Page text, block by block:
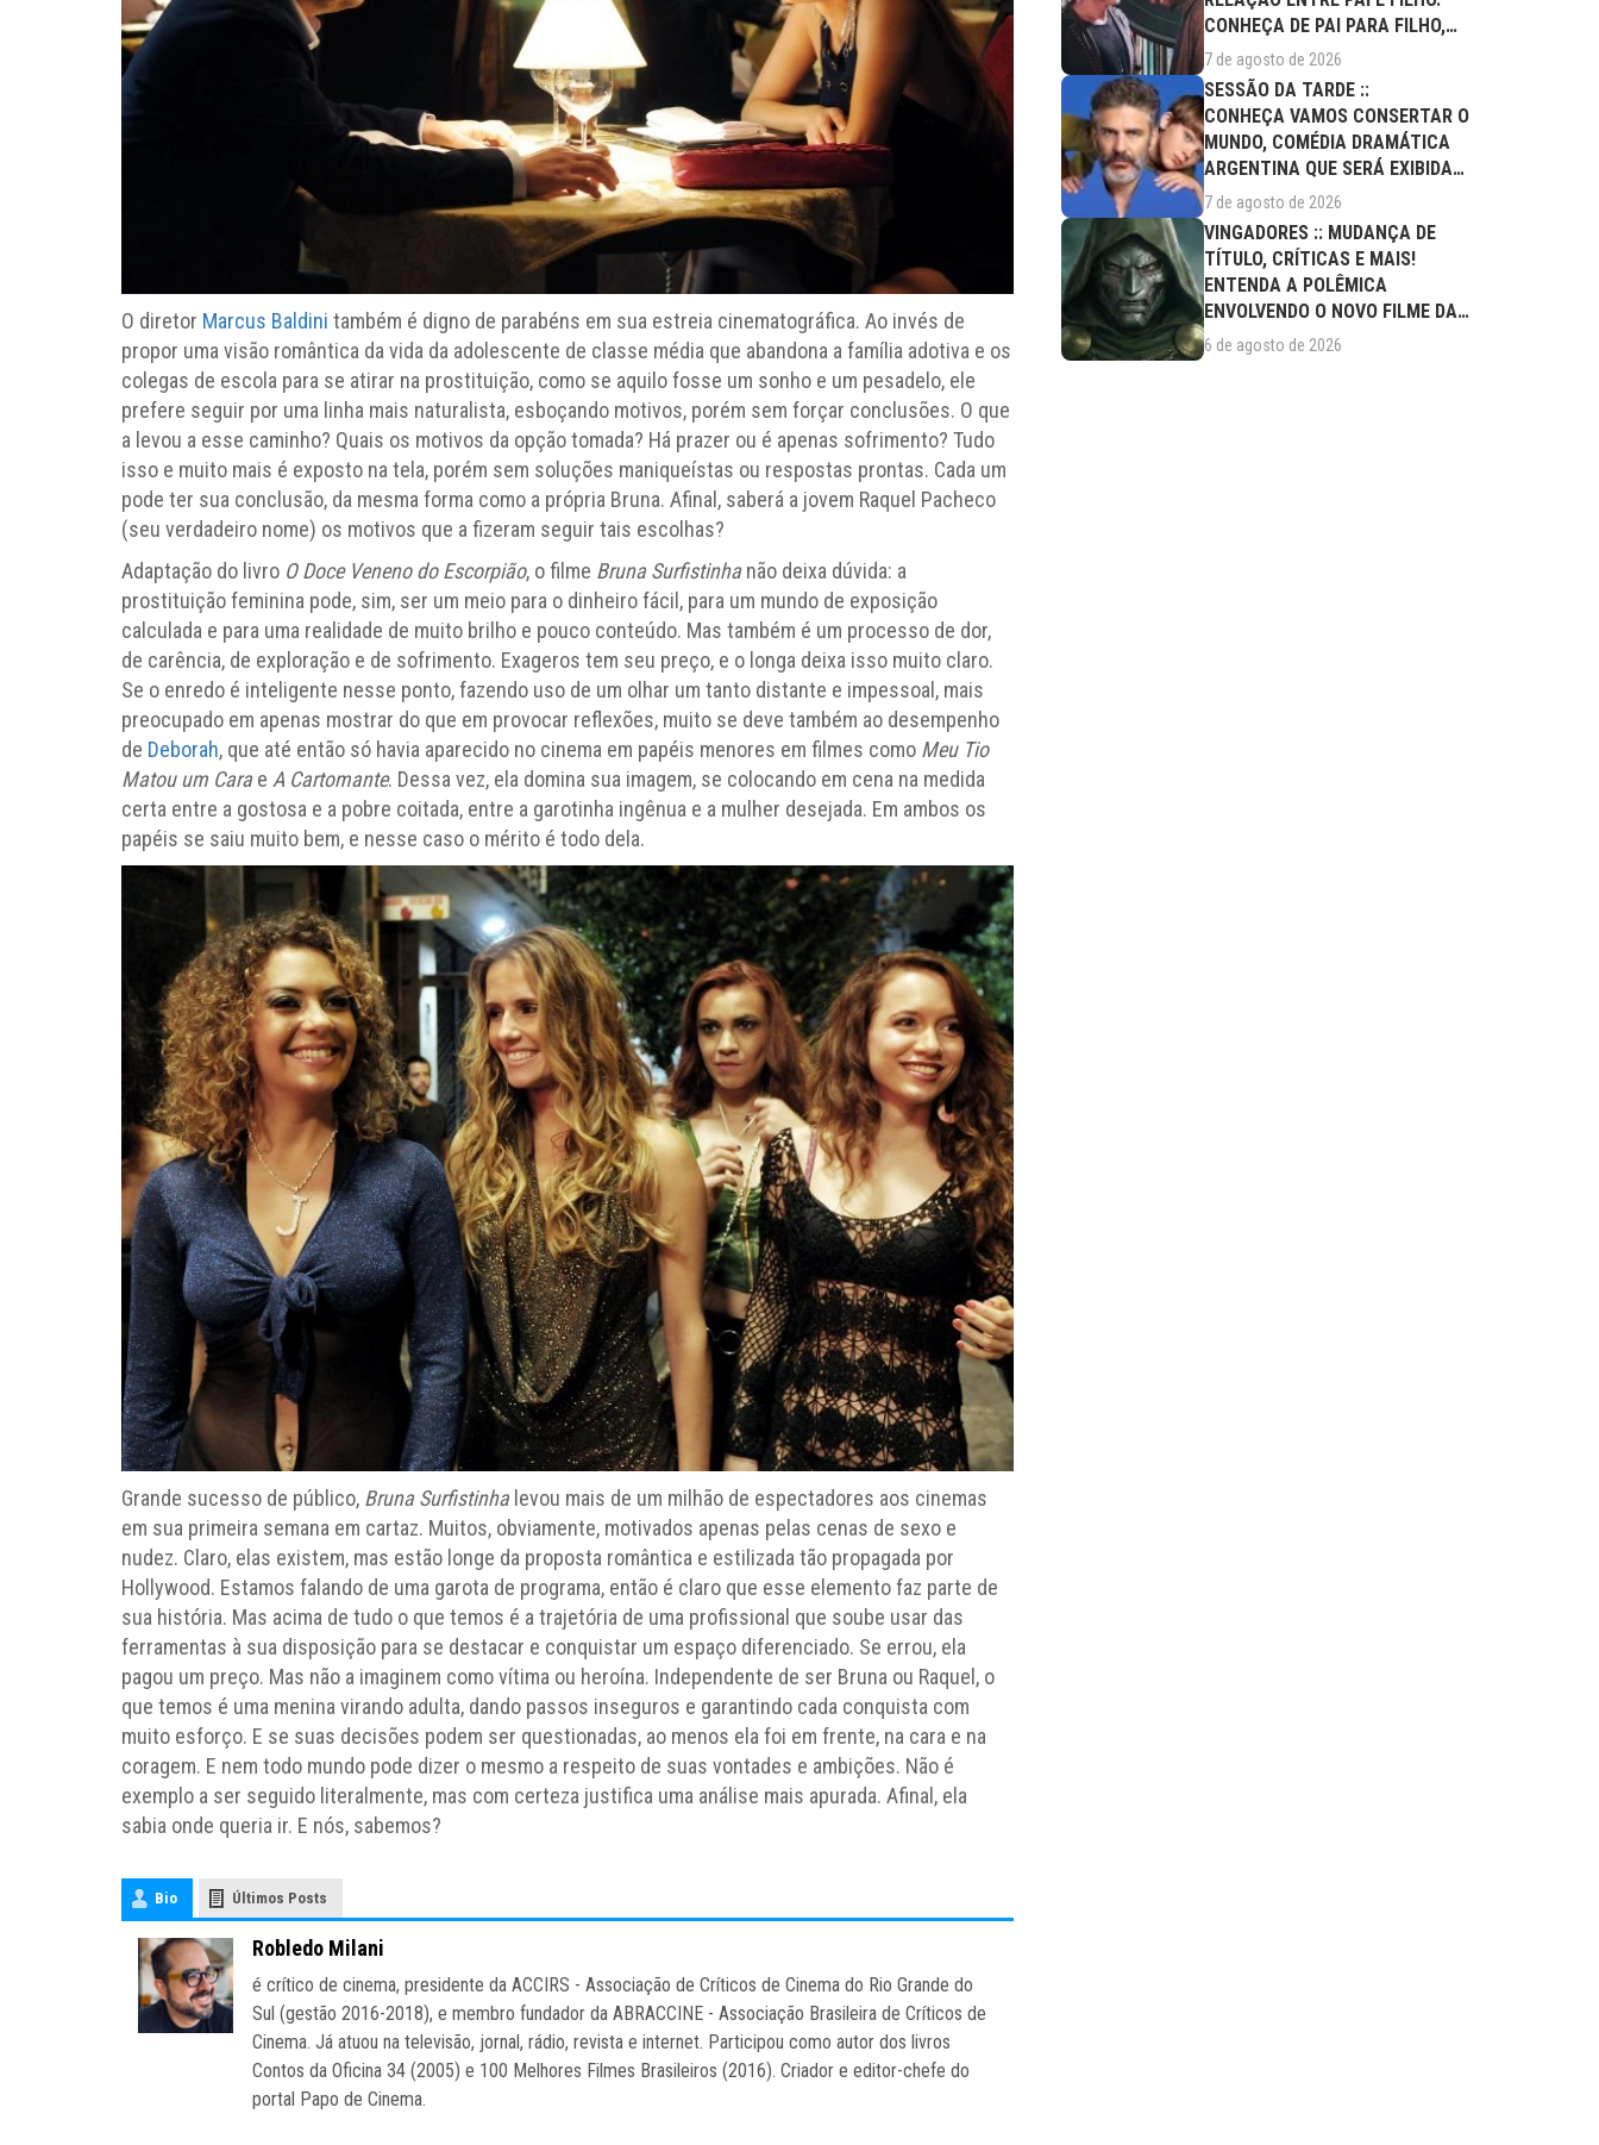
O diretor Marcus Baldini também é digno de parabéns em sua estreia cinematográfica. Ao invés de
propor uma visão romântica da vida da adolescente de classe média que abandona a família adotiva e os
colegas de escola para se atirar na prostituição, como se aquilo fosse um sonho e um pesadelo, ele
prefere seguir por uma linha mais naturalista, esboçando motivos, porém sem forçar conclusões. O que
a levou a esse caminho? Quais os motivos da opção tomada? Há prazer ou é apenas sofrimento? Tudo
isso e muito mais é exposto na tela, porém sem soluções maniqueístas ou respostas prontas. Cada um
pode ter sua conclusão, da mesma forma como a própria Bruna. Afinal, saberá a jovem Raquel Pacheco
(seu verdadeiro nome) os motivos que a fizeram seguir tais escolhas?
Adaptação do livro O Doce Veneno do Escorpião, o filme Bruna Surfistinhanão deixa dúvida: a
prostituição feminina pode, sim, ser um meio para o dinheiro fácil, para um mundo de exposição
calculada e para uma realidade de muito brilho e pouco conteúdo. Mas também é um processo de dor,
de carência, de exploração e de sofrimento. Exageros tem seu preço, e o longa deixa isso muito claro.
Se o enredo é inteligente nesse ponto, fazendo uso de um olhar um tanto distante e impessoal, mais
preocupado em apenas mostrar do que em provocar reflexões, muito se deve também ao desempenho
de Deborah, que até então só havia aparecido no cinema em papéis menores em filmes como Meu Tio
Matou um Carae A Cartomante. Dessa vez, ela domina sua imagem, se colocando em cena na medida
certa entre a gostosa e a pobre coitada, entre a garotinha ingênua e a mulher desejada. Em ambos os
papéis se saiu muito bem, e nesse caso o mérito é todo dela.
Grande sucesso de público, Bruna Surfistinhalevou mais de um milhão de espectadores aos cinemas
em sua primeira semana em cartaz. Muitos, obviamente, motivados apenas pelas cenas de sexo e
nudez. Claro, elas existem, mas estão longe da proposta romântica e estilizada tão propagada por
Hollywood. Estamos falando de uma garota de programa, então é claro que esse elemento faz parte de
sua história. Mas acima de tudo o que temos é a trajetória de uma profissional que soube usar das
ferramentas à sua disposição para se destacar e conquistar um espaço diferenciado. Se errou, ela
pagou um preço. Mas não a imaginem como vítima ou heroína. Independente de ser Bruna ou Raquel, o
que temos é uma menina virando adulta, dando passos inseguros e garantindo cada conquista com
muito esforço. E se suas decisões podem ser questionadas, ao menos ela foi em frente, na cara e na
coragem. E nem todo mundo pode dizer o mesmo a respeito de suas vontades e ambições. Não é
exemplo a ser seguido literalmente, mas com certeza justifica uma análise mais apurada. Afinal, ela
sabia onde queria ir. E nós, sabemos?
Bio Últimos Posts
Robledo Milani
é crítico de cinema, presidente da ACCIRS - Associação de Críticos de Cinema do Rio Grande do
Sul (gestão 2016-2018), e membro fundador da ABRACCINE - Associação Brasileira de Críticos de
Cinema. Já atuou na televisão, jornal, rádio, revista e internet. Participou como autor dos livros
Contos da Oficina 34 (2005) e 100 Melhores Filmes Brasileiros (2016). Criador e editor-chefe do
portal Papo de Cinema.
CONHEÇA DE PAI PARA FILHO,
FILME DESTE...
7 de agosto de 2026
SESSÃO DA TARDE ::
CONHEÇA VAMOS CONSERTAR O
MUNDO, COMÉDIA DRAMÁTICA
ARGENTINA QUE SERÁ EXIBIDA
NESTA SEXTA (07/08)
7 de agosto de 2026
VINGADORES :: MUDANÇA DE
TÍTULO, CRÍTICAS E MAIS!
ENTENDA A POLÊMICA
ENVOLVENDO O NOVO FILME DA
MARVEL
6 de agosto de 2026